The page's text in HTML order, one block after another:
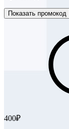
Показать промокод
400₽